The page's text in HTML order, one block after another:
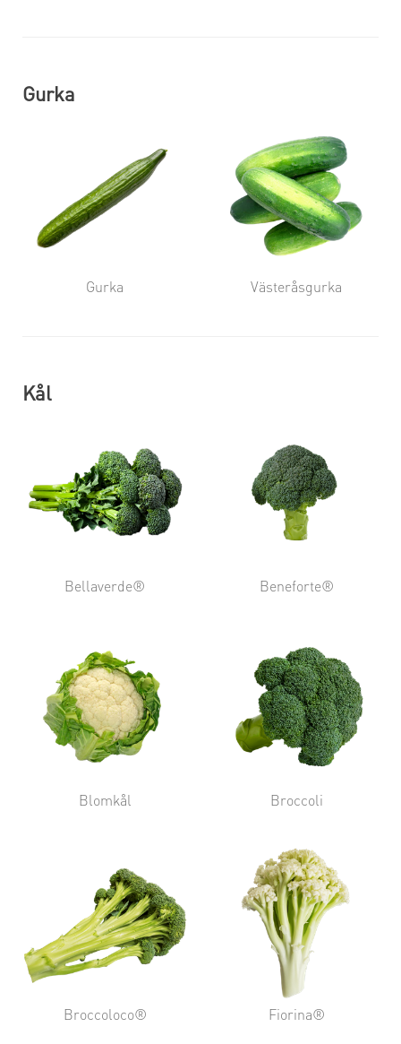
Gurka
Gurka Västeråsgurka
Kål
Bellaverde® Beneforte®
Blomkål Broccoli
Broccoloco® Fiorina®